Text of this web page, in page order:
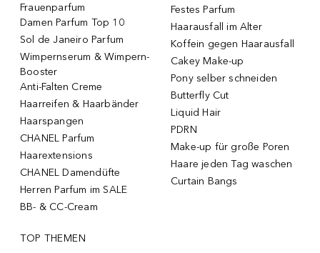
Frauenparfum
Damen Parfum Top 10
Sol de Janeiro Parfum
Wimpernserum & Wimpern-
Booster
Anti-Falten Creme
Haarreifen & Haarbänder
Haarspangen
CHANEL Parfum
Haarextensions
CHANEL Damendüfte
Herren Parfum im SALE
BB- & CC-Cream
Festes Parfum
Haarausfall im Alter
Koffein gegen Haarausfall
Cakey Make-up
Pony selber schneiden
Butterfly Cut
Liquid Hair
PDRN
Make-up für große Poren
Haare jeden Tag waschen
Curtain Bangs
TOP THEMEN